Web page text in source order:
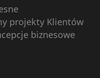
projekty Klientów
biznesowe